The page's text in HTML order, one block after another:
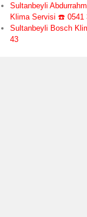
Sultanbeyli
Klima Servisi ☎️ 0541
Sultanbeyli Bosch
43